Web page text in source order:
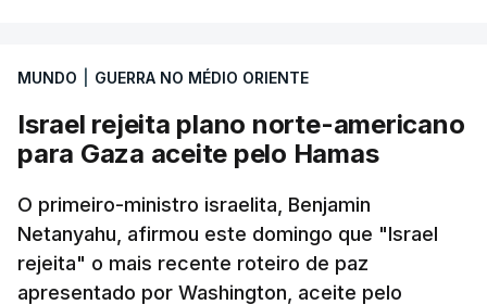
Mehr na rede social Telegram, como aquilo que
israelita, que nos últimos tempos vem dando conta
de que o líder supremo iraniano estará em estado
crítico na sequência do bombardeamento que no
último dia de fevereiro passado matou o pai, o
ayatollah Ali Khamenei, e outros membros da
família.
MUNDO GUERRA NO MÉDIO ORIENTE
Israel rejeita plano norte-americano
para Gaza aceite pelo Hamas
O primeiro-ministro israelita, Benjamin
Netanyahu, afirmou este domingo que "Israel
rejeita" o mais recente roteiro de paz
apresentado por Washington, aceite pelo